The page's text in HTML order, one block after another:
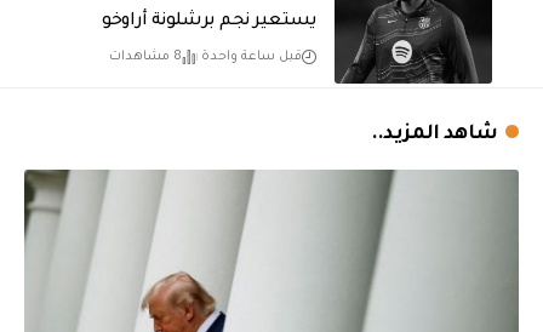
يستعير نجم برشلونة أراوخو
قبل ساعة واحدة 8 مشاهدات
شاهد المزيد..